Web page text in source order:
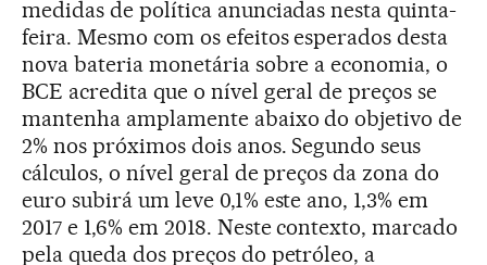
medidas de política anunciadas nesta quinta-
feira. Mesmo com os efeitos esperados desta
nova bateria monetária sobre a economia, o
BCE acredita que o nível geral de preços se
mantenha amplamente abaixo do objetivo de
2% nos próximos dois anos. Segundo seus
cálculos, o nível geral de preços da zona do
euro subirá um leve 0,1% este ano, 1,3% em
2017 e 1,6% em 2018. Neste contexto, marcado
pela queda dos preços do petróleo, a